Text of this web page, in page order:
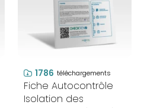
1786 téléchargements
Fiche Autocontrôle
Isolation des